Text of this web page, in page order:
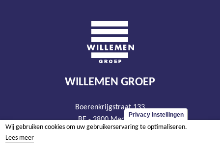
WILLEMEN GROEP
Boerenkrijgstraat 133
BE - 2800 Mechelen
tel +32 15 569 965
Privacy instellingen
Wij gebruiken cookies om uw gebruikerservaring te optimaliseren.
Lees meer